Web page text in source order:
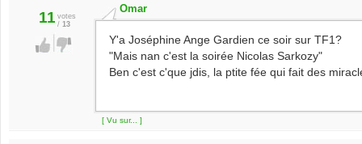
11 votes
/ 13
Omar
Y'a Joséphine Ange Gardien ce soir sur TF1?
"Mais nan c'est la soirée Nicolas Sarkozy"
Ben c'est c'que jdis, la ptite fée qui fait des
[ Vu sur... ]